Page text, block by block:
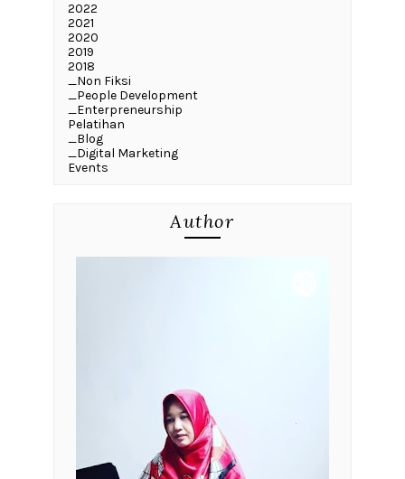
2022
2021
2020
2019
2018
_Non Fiksi
_People Development
_Enterpreneurship
Pelatihan
_Blog
_Digital Marketing
Events
Author